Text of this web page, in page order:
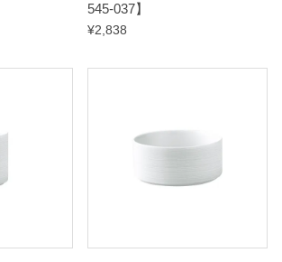
545-037】
¥2,838